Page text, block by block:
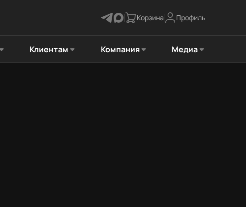
Корзина Профиль
Клиентам Компания Медиа